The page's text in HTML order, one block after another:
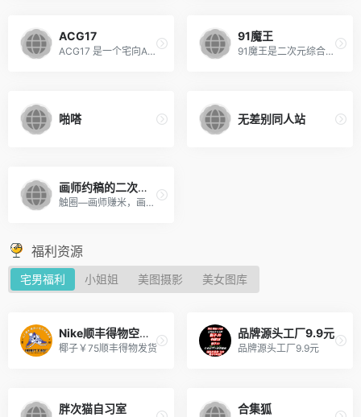
ACG17
ACG17 是一个宅向ACG资源信息分享站点，专注分享ACG新闻资讯和高清动漫游戏音乐资源，在这里你能找到很多欢乐。
91魔王
91魔王是二次元综合动漫网。
啪嗒 无差别同人站
画师约稿的二次元社区平台
触圈—画师赚米，画师约稿专业网站
福利资源
宅男福利 小姐姐 美图摄影 美女图库
Nike顺丰得物空军￥65
椰子￥75顺丰得物发货
品牌源头工厂9.9元
品牌源头工厂9.9元
胖次猫自习室 合集狐